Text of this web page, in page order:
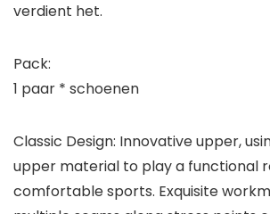
verdient het.
Pack:
1 paar * schoenen
Classic Design: Innovative upper,
upper material to play a functional
comfortable sports. Exquisite